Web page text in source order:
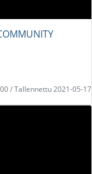
/ Tallennettu 2021-05-17